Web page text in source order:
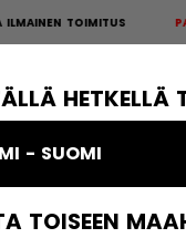
- SUOMI
TOISEEN
TOIMITUS